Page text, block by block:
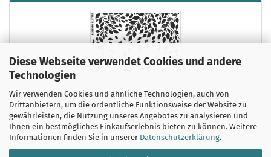
Diese Webseite verwendet Cookies und andere
Technologien
Wir verwenden Cookies und ähnliche Technologien, auch von
Drittanbietern, um die ordentliche Funktionsweise der Website zu
gewährleisten, die Nutzung unseres Angebotes zu analysieren und
Ihnen ein bestmögliches Einkaufserlebnis bieten zu können. Weitere
Informationen finden Sie in unserer Datenschutzerklärung.
Schablone-Stencil A3 329-5319 fallende Blätter
8,95 EUR